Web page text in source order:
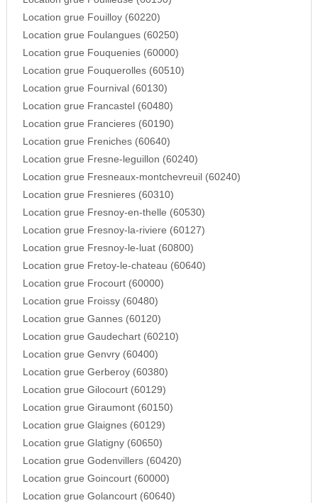
Location grue Fouilloy (60220)
Location grue Foulangues (60250)
Location grue Fouquenies (60000)
Location grue Fouquerolles (60510)
Location grue Fournival (60130)
Location grue Francastel (60480)
Location grue Francieres (60190)
Location grue Freniches (60640)
Location grue Fresne-leguillon (60240)
Location grue Fresneaux-montchevreuil (60240)
Location grue Fresnieres (60310)
Location grue Fresnoy-en-thelle (60530)
Location grue Fresnoy-la-riviere (60127)
Location grue Fresnoy-le-luat (60800)
Location grue Fretoy-le-chateau (60640)
Location grue Frocourt (60000)
Location grue Froissy (60480)
Location grue Gannes (60120)
Location grue Gaudechart (60210)
Location grue Genvry (60400)
Location grue Gerberoy (60380)
Location grue Gilocourt (60129)
Location grue Giraumont (60150)
Location grue Glaignes (60129)
Location grue Glatigny (60650)
Location grue Godenvillers (60420)
Location grue Goincourt (60000)
Location grue Golancourt (60640)